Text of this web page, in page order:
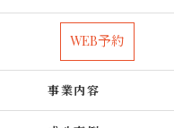
WEB予約
事業内容